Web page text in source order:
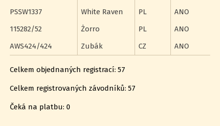
PSSW1337
White Raven PL
ANO
115282/52
Żorro PL
ANO
AWS424/424
Zubák CZ ANO
Celkem objednaných registrací: 57
Celkem registrovaných závodníků: 57
Čeká na platbu: 0